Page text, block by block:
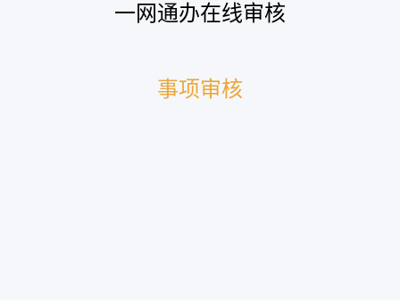
一网通办在线审核
事项审核